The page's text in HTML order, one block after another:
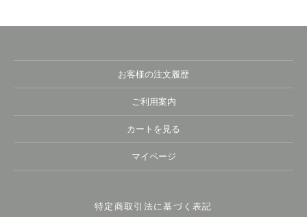
お客様の注文履歴
ご利用案内
カートを見る
マイページ
特定商取引法に基づく表記